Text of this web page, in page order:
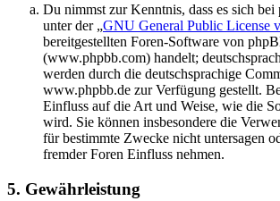
Du nimmst zur Kenntnis, dass es sich
unter der „GNU General Public License
bereitgestellten Foren-Software von
(www.phpbb.com) handelt;
werden durch die deutschsprachige
www.phpbb.de zur Verfügung gestellt.
Einfluss auf die Art und Weise, wie die
wird. Sie können insbesondere die
für bestimmte Zwecke nicht untersagen
fremder Foren Einfluss nehmen.
5. Gewährleistung